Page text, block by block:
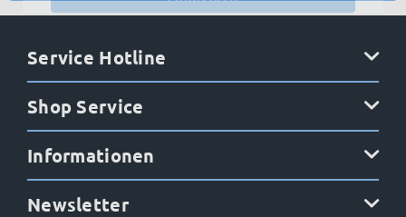
Service Hotline
Shop Service
Informationen
Newsletter